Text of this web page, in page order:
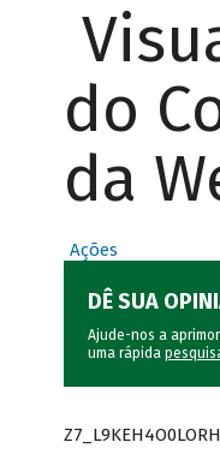
do
da
Ações
DÊ SUA
Ajude-nos a
uma rápida